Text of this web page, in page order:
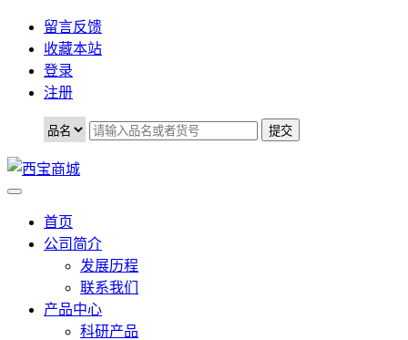
留言反馈
收藏本站
登录
注册
首页
公司简介
发展历程
联系我们
产品中心
科研产品